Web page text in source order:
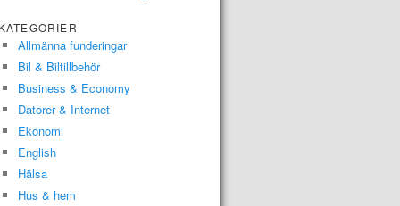
Allmänna funderingar
Bil & Biltillbehör
Business & Economy
Datorer & Internet
Ekonomi
English
Hälsa
Hus & hem